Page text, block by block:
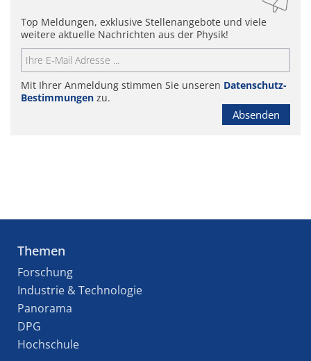
Top Meldungen, exklusive Stellenangebote und viele
weitere aktuelle Nachrichten aus der Physik!
Mit Ihrer Anmeldung stimmen Sie unseren Datenschutz-
Bestimmungen zu.
Absenden
Themen
Forschung
Industrie & Technologie
Panorama
DPG
Hochschule